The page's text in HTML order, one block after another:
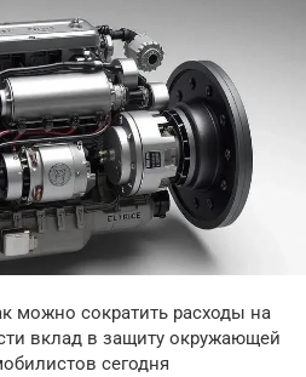
можно сократить расходы на
вклад в защиту окружающей
сегодня